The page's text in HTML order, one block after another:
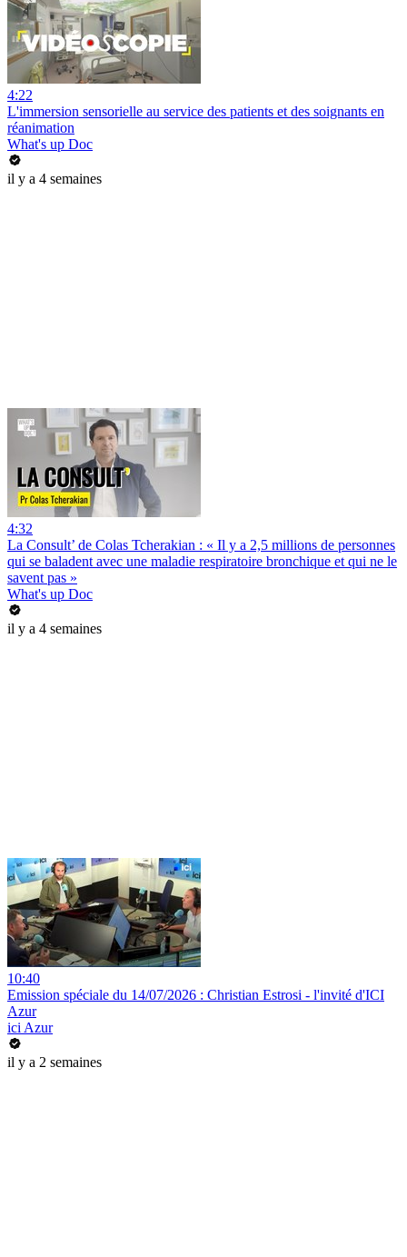
4:22
L'immersion sensorielle au service des patients et des soignants en
réanimation
What's up Doc
il y a 4 semaines
4:32
La Consult’ de Colas Tcherakian : « Il y a 2,5 millions de personnes
qui se baladent avec une maladie respiratoire bronchique et qui ne le
savent pas »
What's up Doc
il y a 4 semaines
10:40
Emission spéciale du 14/07/2026 : Christian Estrosi - l'invité d'ICI
Azur
ici Azur
il y a 2 semaines